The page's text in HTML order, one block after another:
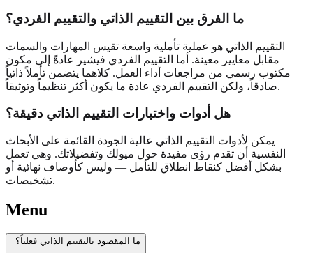
ما الفرق بين التقييم الذاتي والتقييم الفردي؟
التقييم الذاتي هو عملية تأملية واسعة تقيس المهارات والسمات
مقابل معايير معينة. أما التقييم الفردي فيشير عادةً إلى مكون
مكتوب رسمي من مراجعات أداء العمل. كلاهما يتضمن تأملاً ذاتياً
صادقاً، ولكن التقييم الفردي عادة ما يكون أكثر تنظيماً وتوثيقاً.
هل أدوات واختبارات التقييم الذاتي دقيقة؟
يمكن لأدوات التقييم الذاتي عالية الجودة القائمة على الأبحاث
النفسية أن تقدم رؤى مفيدة حول ميولك وتفضيلاتك. وهي تعمل
بشكل أفضل كنقاط انطلاق للتأمل — وليس كأوصاف نهائية أو
تشخيصات.
Menu
ما المقصود بالتقييم الذاتي فعلياً؟